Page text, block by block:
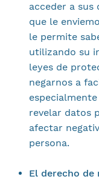
acceder a sus
que le
le permite
utilizando su
leyes de
negarnos a
revelar datos
afectar
persona.
El derecho